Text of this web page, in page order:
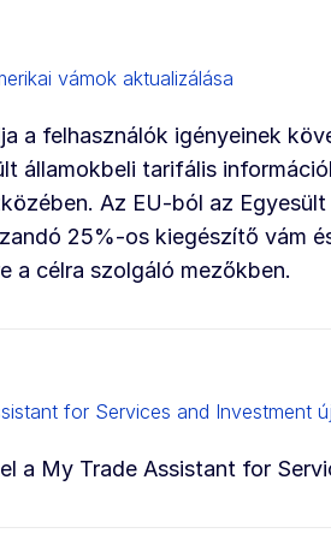
vámok aktualizálása
a felhasználók igényeinek
államokbeli tarifális
Az EU-ból az
25%-os kiegészítő vám
a célra szolgáló mezőkben.
for Services and Investment
a My Trade Assistant for